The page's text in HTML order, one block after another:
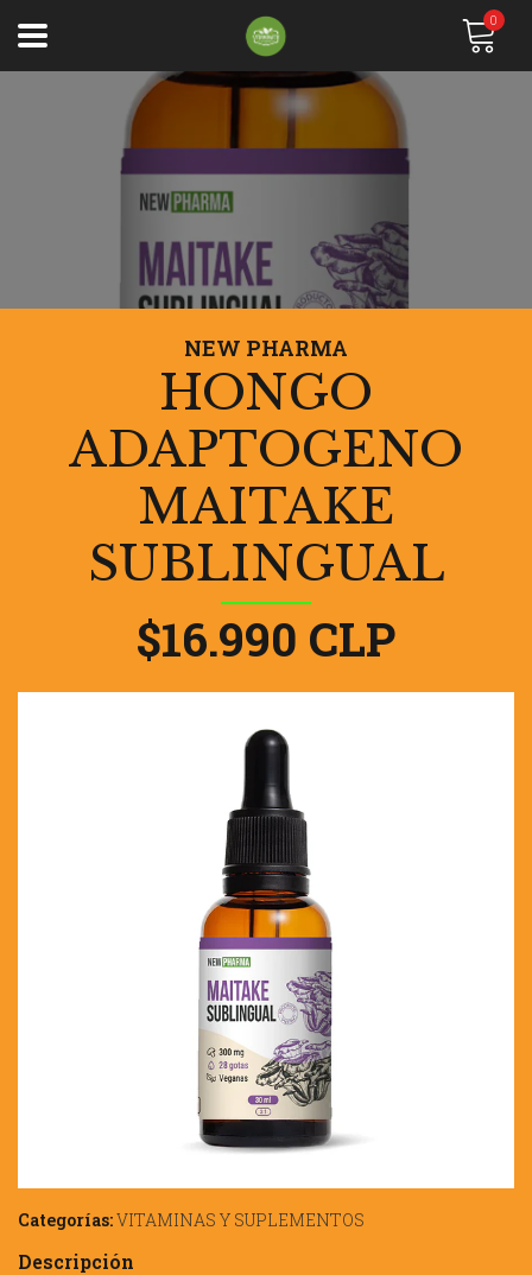
0
NEW PHARMA
HONGO
ADAPTOGENO
MAITAKE
SUBLINGUAL
$16.990 CLP
Categorías:VITAMINAS Y SUPLEMENTOS
Descripción